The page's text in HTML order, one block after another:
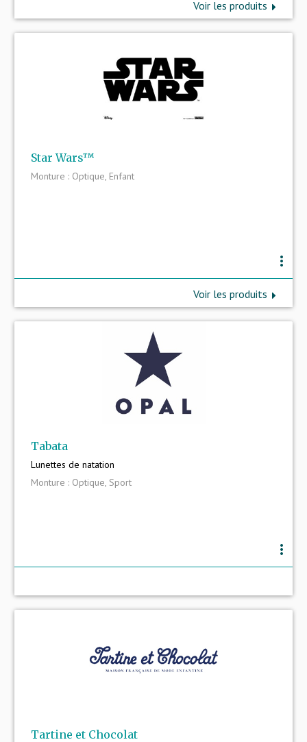
Voir les produits
Star Wars™
Monture : Optique, Enfant
more_vert
Voir les produits
Tabata
Lunettes de natation
Monture : Optique, Sport
more_vert
Tartine et Chocolat